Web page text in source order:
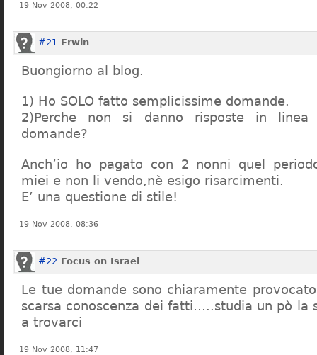
19 Nov 2008, 00:22
#21 Erwin
Buongiorno al blog.
1) Ho SOLO fatto semplicissime domande.
2)Perche non si danno risposte in
domande?
Anch’io ho pagato con 2 nonni quel
miei e non li vendo,nè esigo risarcimenti.
E’ una questione di stile!
19 Nov 2008, 08:36
#22 Focus on Israel
Le tue domande sono chiaramente
scarsa conoscenza dei fatti…..studia un pò la
a trovarci
19 Nov 2008, 11:47